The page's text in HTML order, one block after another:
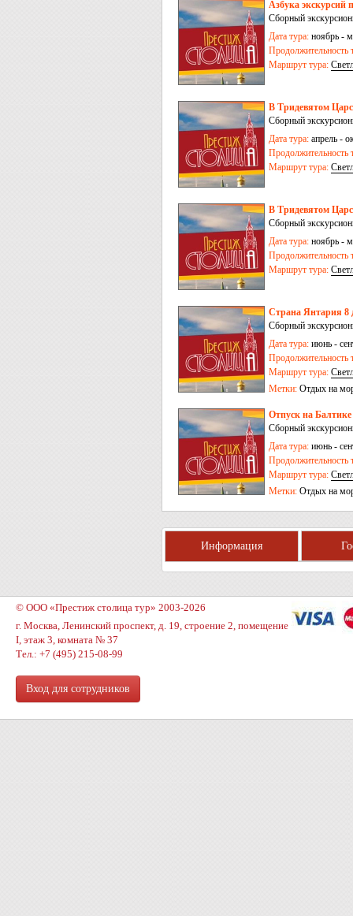
Азбука экскурсий
Сборный
Дата тура: ноябрь -
Продолжительность
Маршрут тура:
В Тридевятом
Сборный
Дата тура: апрель -
Продолжительность
Маршрут тура:
В Тридевятом
Сборный
Дата тура: ноябрь -
Продолжительность
Маршрут тура:
Страна Янтария 8
Сборный
Дата тура: июнь -
Продолжительность
Маршрут тура:
Метки: Отдых на
Отпуск на
Сборный
Дата тура: июнь -
Продолжительность
Маршрут тура:
Метки: Отдых на
Информация
© ООО «Престиж столица тур» 2003-2026
г. Москва, Ленинский проспект, д. 19, строение 2, помещение
I, этаж 3, комната № 37
Тел.: +7 (495) 215-08-99
Вход для сотрудников